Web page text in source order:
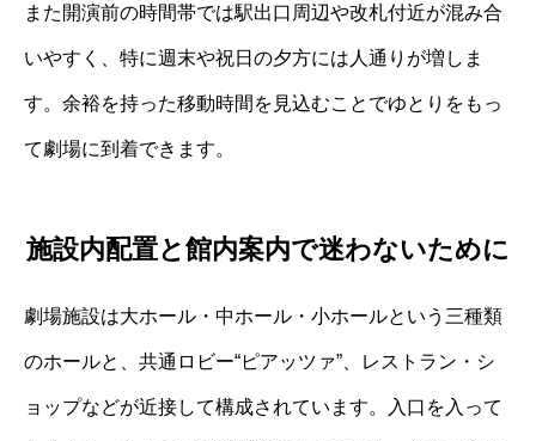
また開演前の時間帯では駅出口周辺や改札付近が混み合
いやすく、特に週末や祝日の夕方には人通りが増しま
す。余裕を持った移動時間を見込むことでゆとりをもっ
て劇場に到着できます。
施設内配置と館内案内で迷わないために
劇場施設は大ホール・中ホール・小ホールという三種類
のホールと、共通ロビー“ピアッツァ”、レストラン・シ
ョップなどが近接して構成されています。入口を入って